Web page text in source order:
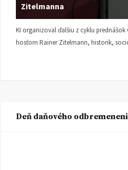
Zitelmanna
KI organizoval ďalšiu z cyklu prednášok
hosťom Rainer Zitelmann, historik,
Deň daňového